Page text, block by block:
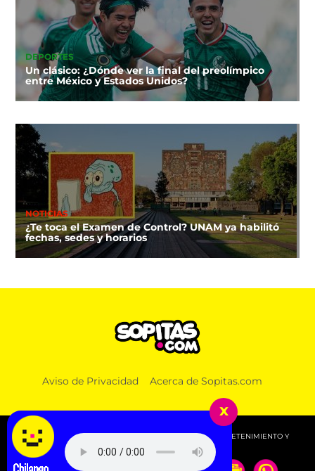
DEPORTES
Un clásico: ¿Dónde ver la final del preolímpico
entre México y Estados Unidos?
NOTICIAS
¿Te toca el Examen de Control? UNAM ya habilitó
fechas, sedes y horarios
Estados Unidos retoma parcialmente la compra de
Aviso de Privacidad Acerca de Sopitas.com
© 2026 SOPITAS.COM - MÚSICA, NOTICIAS, DEPORTES, ENTRETENIMIENTO Y
MÁS!.
x